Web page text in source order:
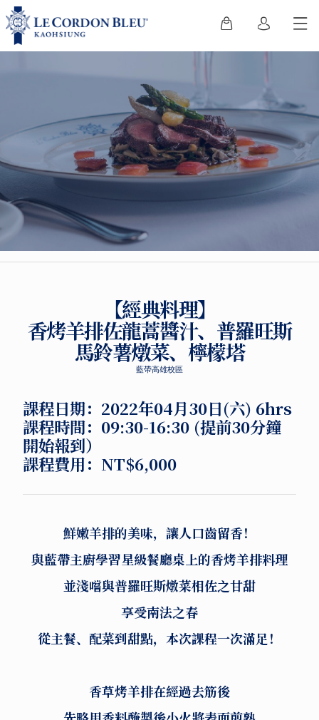
【經典料理】
香烤羊排佐龍蒿醬汁、普羅旺斯
馬鈴薯燉菜、檸檬塔
藍帶高雄校區
課程日期： 2022年04月30日(六) 6hrs
課程時間：09:30-16:30 (提前30分鐘
開始報到）
課程費用： NT$6,000
鮮嫩羊排的美味，讓人口齒留香！
與藍帶主廚學習星級餐廳桌上的香烤羊排料理
並淺嚐與普羅旺斯燉菜相佐之甘甜
享受南法之春
從主餐、配菜到甜點，本次課程一次滿足！
香草烤羊排在經過去筋後